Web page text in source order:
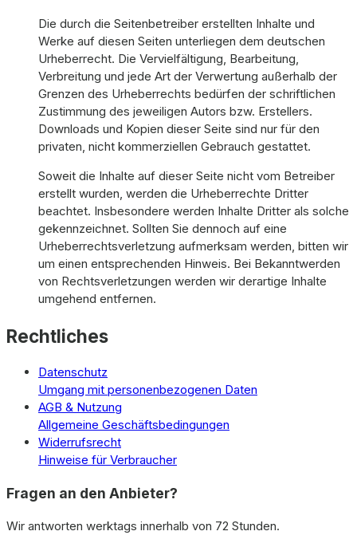
Die durch die Seitenbetreiber erstellten Inhalte und
Werke auf diesen Seiten unterliegen dem deutschen
Urheberrecht. Die Vervielfältigung, Bearbeitung,
Verbreitung und jede Art der Verwertung außerhalb der
Grenzen des Urheberrechts bedürfen der schriftlichen
Zustimmung des jeweiligen Autors bzw. Erstellers.
Downloads und Kopien dieser Seite sind nur für den
privaten, nicht kommerziellen Gebrauch gestattet.
Soweit die Inhalte auf dieser Seite nicht vom Betreiber
erstellt wurden, werden die Urheberrechte Dritter
beachtet. Insbesondere werden Inhalte Dritter als solche
gekennzeichnet. Sollten Sie dennoch auf eine
Urheberrechtsverletzung aufmerksam werden, bitten wir
um einen entsprechenden Hinweis. Bei Bekanntwerden
von Rechtsverletzungen werden wir derartige Inhalte
umgehend entfernen.
Rechtliches
Datenschutz
Umgang mit personenbezogenen Daten
AGB & Nutzung
Allgemeine Geschäftsbedingungen
Widerrufsrecht
Hinweise für Verbraucher
Fragen an den Anbieter?
Wir antworten werktags innerhalb von 72 Stunden.